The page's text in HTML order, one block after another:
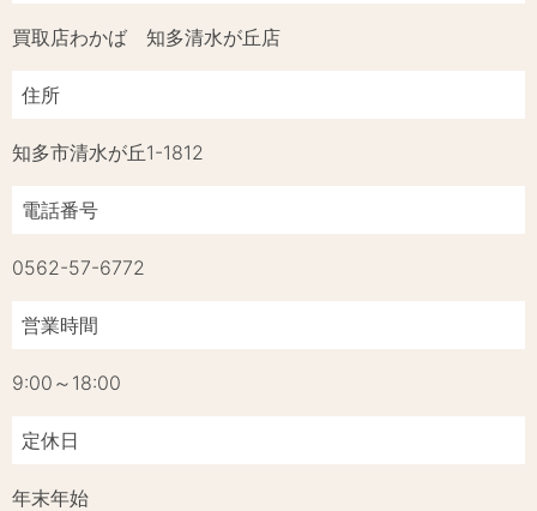
買取店わかば 知多清水が丘店
住所
知多市清水が丘1-1812
電話番号
0562-57-6772
営業時間
9:00～18:00
定休日
年末年始